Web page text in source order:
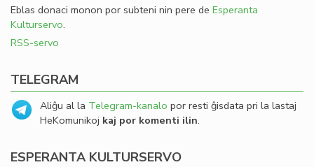
Eblas donaci monon por subteni nin pere de Esperanta
Kulturservo.
RSS-servo
TELEGRAM
Aliĝu al la Telegram-kanalo por resti ĝisdata pri la lastaj
HeKomunikoj kaj por komenti ilin.
ESPERANTA KULTURSERVO